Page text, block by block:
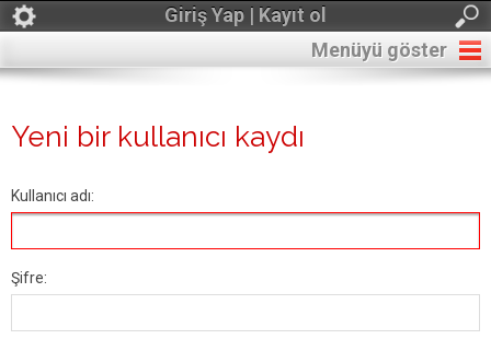
Giriş Yap | Kayıt ol
Menüyü göster
Yeni bir kullanıcı kaydı
Kullanıcı adı:
Şifre: